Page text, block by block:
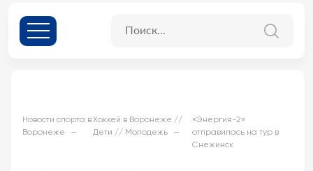
Новости спорта в
Воронеже
Хоккей в Воронеже //
Дети // Молодежь
«Энергия-2»
отправилась на тур в
Снежинск